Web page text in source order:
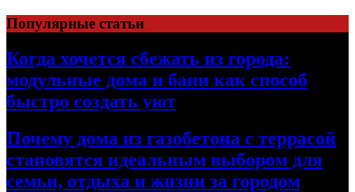
Перейти
к
содержимому
Популярные статьи
Когда хочется сбежать из города:
модульные дома и бани как способ
быстро создать уют
Почему дома из газобетона с террасой
становятся идеальным выбором для
семьи, отдыха и жизни за городом